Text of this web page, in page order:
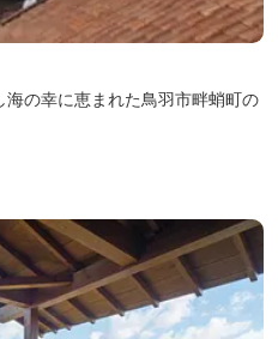
の幸に恵まれた鳥羽市畔蛸町の